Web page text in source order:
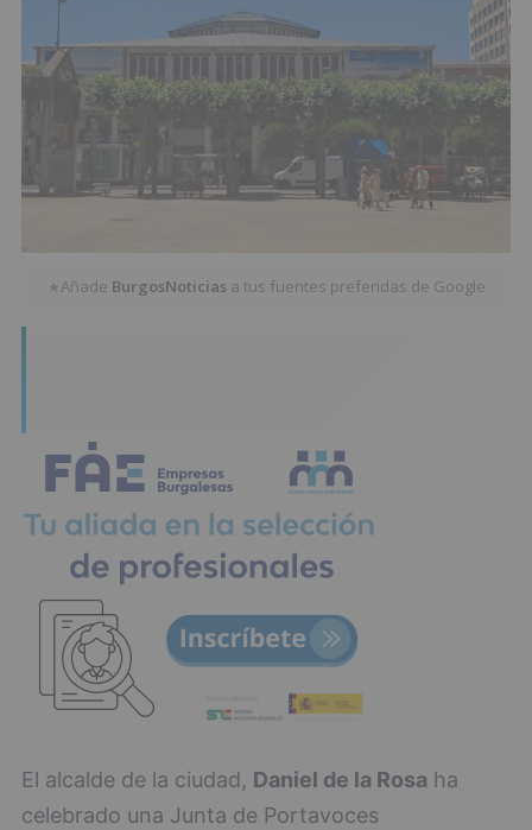
★Añade BurgosNoticias a tus fuentes preferidas de Google
El alcalde de la ciudad, Daniel de la Rosa ha
celebrado una Junta de Portavoces